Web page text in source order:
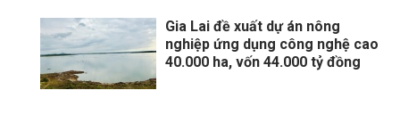
Gia Lai đề xuất dự án nông
nghiệp ứng dụng công nghệ cao
40.000 ha, vốn 44.000 tỷ đồng